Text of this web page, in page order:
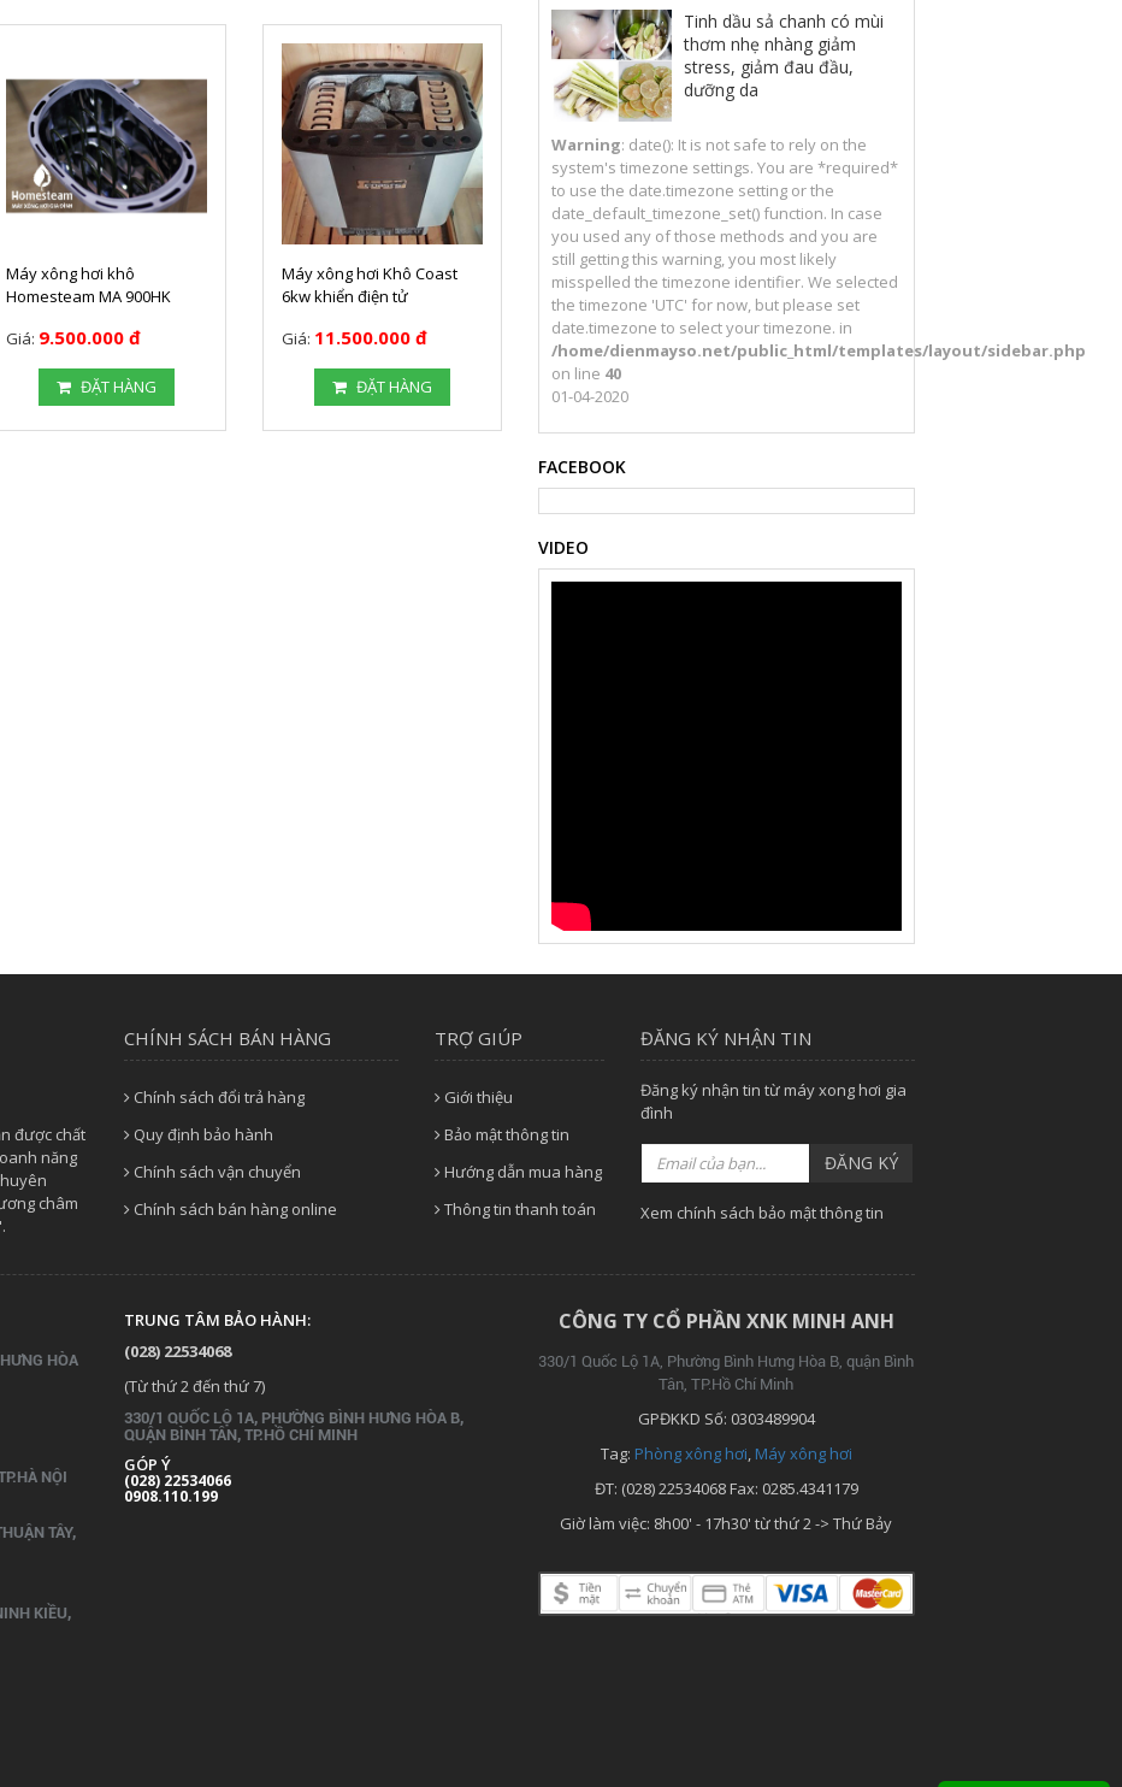
Máy xông hơi khô
Homesteam MA 900HK
Giá: 9.500.000 đ
ĐẶT HÀNG
Máy xông hơi Khô Coast
6kw khiển điện tử
Giá: 11.500.000 đ
ĐẶT HÀNG
Tinh dầu sả chanh có mùi
thơm nhẹ nhàng giảm
stress, giảm đau đầu,
dưỡng da
Warning: date(): It is not safe to rely on the
system's timezone settings. You are *required*
to use the date.timezone setting or the
date_default_timezone_set() function. In case
you used any of those methods and you are
still getting this warning, you most likely
misspelled the timezone identifier. We selected
the timezone 'UTC' for now, but please set
date.timezone to select your timezone. in
/home/dienmayso.net/public_html/templates/layout/sidebar.php
on line 40
01-04-2020
FACEBOOK
VIDEO
được chất
năng
châm
CHÍNH SÁCH BÁN HÀNG
Chính sách đổi trả hàng
Quy định bảo hành
Chính sách vận chuyển
Chính sách bán hàng online
TRỢ GIÚP
Giới thiệu
Bảo mật thông tin
Hướng dẫn mua hàng
Thông tin thanh toán
ĐĂNG KÝ NHẬN TIN
Đăng ký nhận tin từ máy xong hơi gia
đình
ĐĂNG KÝ
Xem chính sách bảo mật thông tin
HÒA
NỘI
TÂY,
KIỀU,
TRUNG TÂM BẢO HÀNH:
(028) 22534068
(Từ thứ 2 đến thứ 7)
330/1 QUỐC LỘ 1A, PHƯỜNG BÌNH HƯNG HÒA B,
QUẬN BÌNH TÂN, TP.HỒ CHÍ MINH
GÓP Ý
(028) 22534066
0908.110.199
CÔNG TY CỔ PHẦN XNK MINH ANH
330/1 Quốc Lộ 1A, Phường Bình Hưng Hòa B, quận Bình
Tân, TP.Hồ Chí Minh
GPĐKKD Số: 0303489904
Tag: Phòng xông hơi, Máy xông hơi
ĐT: (028) 22534068 Fax: 0285.4341179
Giờ làm việc: 8h00' - 17h30' từ thứ 2 -> Thứ Bảy